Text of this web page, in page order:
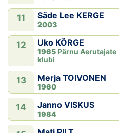
11 Säde Lee KERGE
2003
12 Uko KÕRGE
1965 Pärnu Aerutajate
klubi
13 Merja TOIVONEN
1960
14 Janno VISKUS
1984